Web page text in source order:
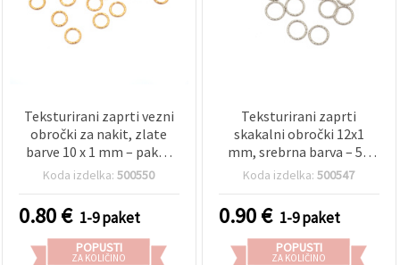
Teksturirani zaprti vezni
obročki za nakit, zlate
barve 10 x 1 mm – paket
50 kosov
Koda izdelka:500550
0.80€ 1-9 paket
POPUSTI
ZA KOLIČINO
Teksturirani zaprti
skakalni obročki 12x1
mm, srebrna barva – 50
kosov
Koda izdelka:500547
0.90€ 1-9 paket
POPUSTI
ZA KOLIČINO